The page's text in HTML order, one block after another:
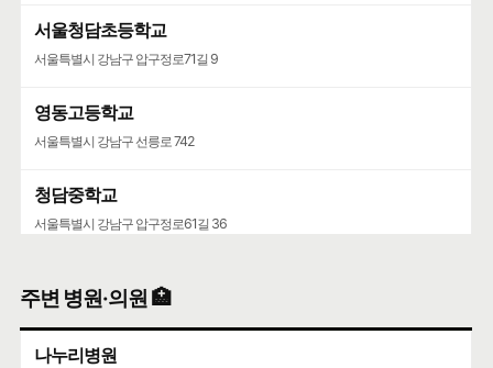
서울청담초등학교
서울특별시 강남구 압구정로71길 9
영동고등학교
서울특별시 강남구 선릉로 742
청담중학교
서울특별시 강남구 압구정로61길 36
주변 병원·의원 🏥
나누리병원